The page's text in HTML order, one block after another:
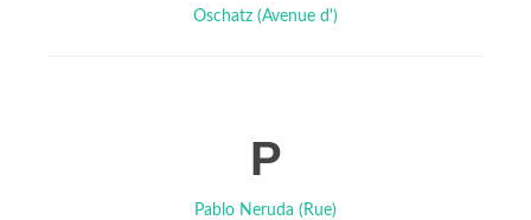
Oschatz (Avenue d')
P
Pablo Neruda (Rue)